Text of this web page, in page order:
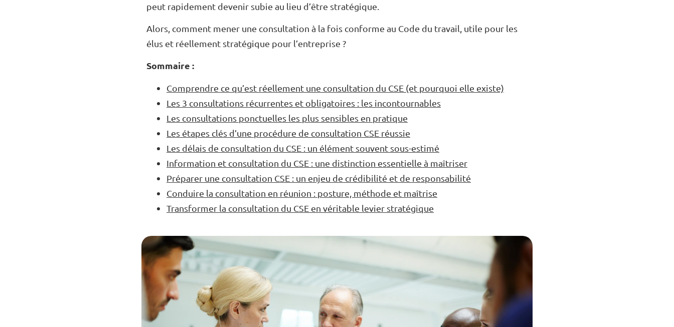
peut rapidement devenir subie au lieu d’être stratégique.
Alors, comment mener une consultation à la fois conforme au Code du travail, utile pour les
élus et réellement stratégique pour l’entreprise ?
Sommaire :
Comprendre ce qu’est réellement une consultation du CSE (et pourquoi elle existe)
Les 3 consultations récurrentes et obligatoires : les incontournables
Les consultations ponctuelles les plus sensibles en pratique
Les étapes clés d’une procédure de consultation CSE réussie
Les délais de consultation du CSE : un élément souvent sous-estimé
Information et consultation du CSE : une distinction essentielle à maîtriser
Préparer une consultation CSE : un enjeu de crédibilité et de responsabilité
Conduire la consultation en réunion : posture, méthode et maîtrise
Transformer la consultation du CSE en véritable levier stratégique